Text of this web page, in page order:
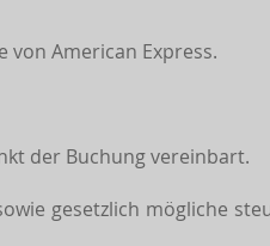
American Express.
der Buchung vereinbart.
gesetzlich mögliche